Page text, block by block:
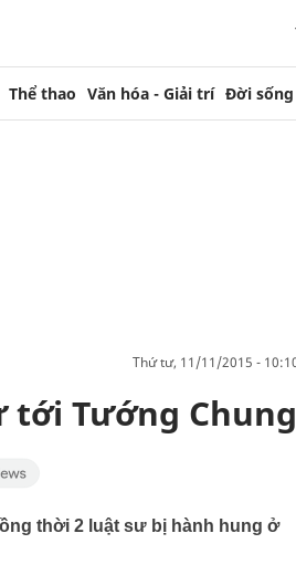
Thể thao Văn hóa - Giải trí Đời sống
thứ tư, 11/11/2015 -
Tướng Chung
thời 2 luật sư bị hành hung ở